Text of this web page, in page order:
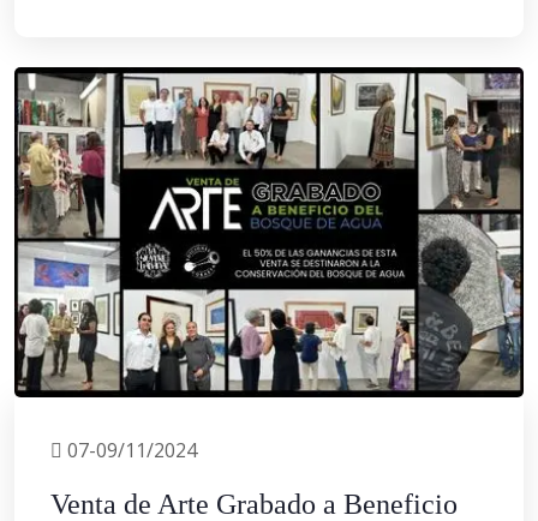
07-09/11/2024
Venta de Arte Grabado a Beneficio